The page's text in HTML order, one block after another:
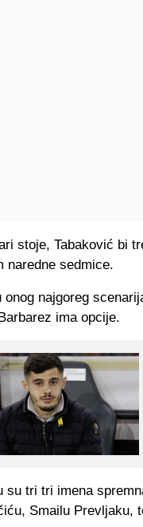
stoje, Tabaković bi
naredne sedmice.
onog najgoreg
ima opcije.
su tri tri imena
Smailu Prevljaku,